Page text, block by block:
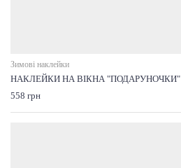
Зимові наклейки
НАКЛЕЙКИ НА ВІКНА "ПОДАРУНОЧКИ"
558 грн